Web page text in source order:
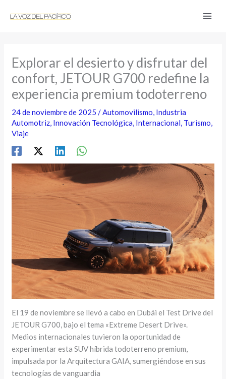
Explorar el desierto y disfrutar del
confort, JETOUR G700 redefine la
experiencia premium todoterreno
24 de noviembre de 2025/Automovilismo, Industria
Automotriz, Innovación Tecnológica, Internacional, Turismo,
Viaje
El 19 de noviembre se llevó a cabo en Dubái el Test Drive del
JETOUR G700, bajo el tema «Extreme Desert Drive».
Medios internacionales tuvieron la oportunidad de
experimentar esta SUV híbrida todoterreno premium,
impulsada por la Arquitectura GAIA, sumergiéndose en sus
tecnologías de vanguardia